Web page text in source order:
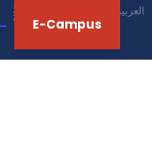
العربية‏
E-Campus